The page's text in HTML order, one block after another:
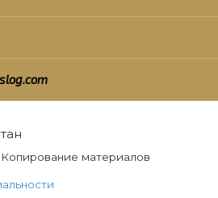
материалов